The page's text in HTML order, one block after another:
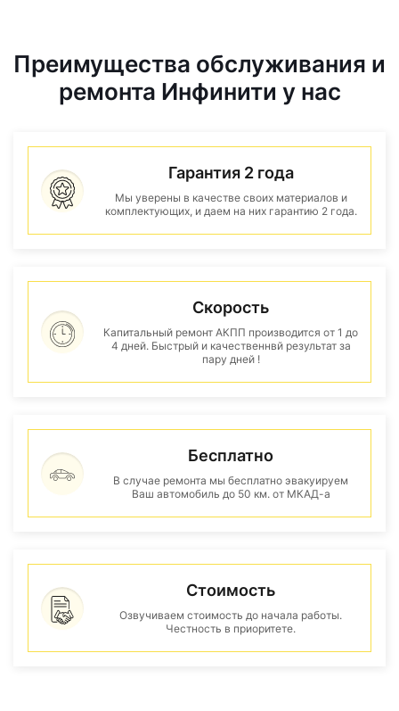
Преимущества обслуживания и
ремонта Инфинити у нас
Гарантия 2 года
Мы уверены в качестве своих материалов и
комплектующих, и даем на них гарантию 2 года.
Скорость
Капитальный ремонт АКПП производится от 1 до
4 дней. Быстрый и качественнвй результат за
пару дней !
Бесплатно
В случае ремонта мы бесплатно эвакуируем
Ваш автомобиль до 50 км. от МКАД-а
Стоимость
Озвучиваем стоимость до начала работы.
Честность в приоритете.